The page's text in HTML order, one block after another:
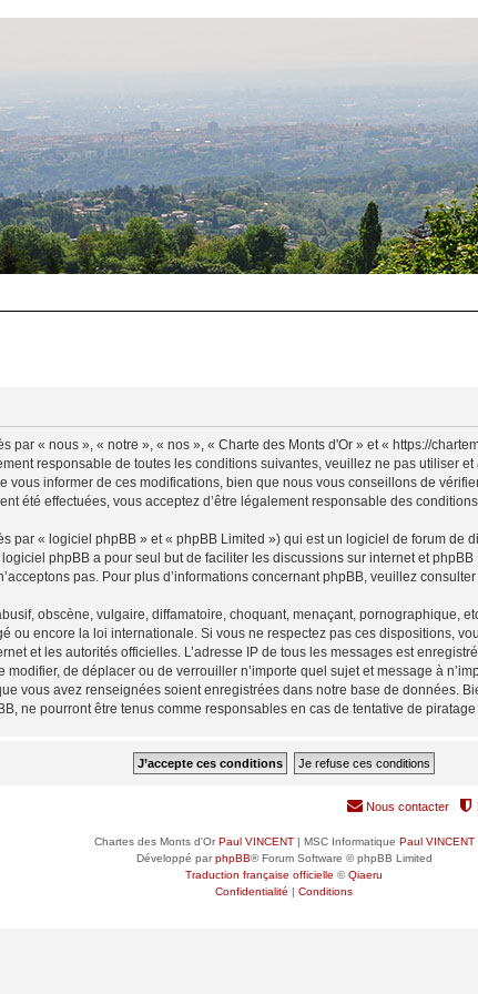
par « nous », « notre », « nos », « Charte des Monts d'Or » et « https://
responsable de toutes les conditions suivantes, veuillez ne pas utiliser
vous informer de ces modifications, bien que nous vous conseillons de
été effectuées, vous acceptez d’être légalement responsable des
par « logiciel phpBB » et « phpBB Limited ») qui est un logiciel de forum de
phpBB a pour seul but de faciliter les discussions sur internet et
pas. Pour plus d’informations concernant phpBB, veuillez consulter
obscène, vulgaire, diffamatoire, choquant, menaçant, pornographique,
ou encore la loi internationale. Si vous ne respectez pas ces dispositions,
et les autorités officielles. L’adresse IP de tous les messages est
de déplacer ou de verrouiller n’importe quel sujet et message à
vous avez renseignées soient enregistrées dans notre base de données.
ne pourront être tenus comme responsables en cas de tentative de
Nous contacter
Chartes des Monts d'OrPaul VINCENT| MSC Informatique Paul VINCENT
Développé parphpBB® Forum Software © phpBB Limited
Traduction française officielle ©Qiaeru
Confidentialité | Conditions